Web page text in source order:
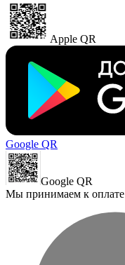
Apple QR
Google QR
Google QR
Мы принимаем к оплате